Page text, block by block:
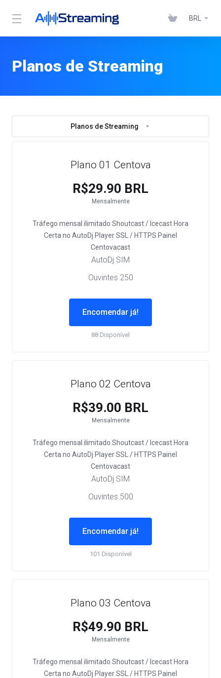
BRL
Planos de Streaming
Planos de Streaming
Plano 01 Centova
R$29.90 BRL
Mensalmente
AutoDj SIM
Ouvintes 250
Tráfego mensal ilimitado Shoutcast / Icecast Hora
Certa no AutoDj Player SSL / HTTPS Painel
Centovacast
Encomendar já!
88 Disponível
Plano 02 Centova
R$39.00 BRL
Mensalmente
AutoDj SIM
Ouvintes 500
Tráfego mensal ilimitado Shoutcast / Icecast Hora
Certa no AutoDj Player SSL / HTTPS Painel
Centovacast
Encomendar já!
101 Disponível
Plano 03 Centova
R$49.90 BRL
Mensalmente
Tráfego mensal ilimitado Shoutcast / Icecast Hora
Certa no AutoDj Player SSL / HTTPS Painel